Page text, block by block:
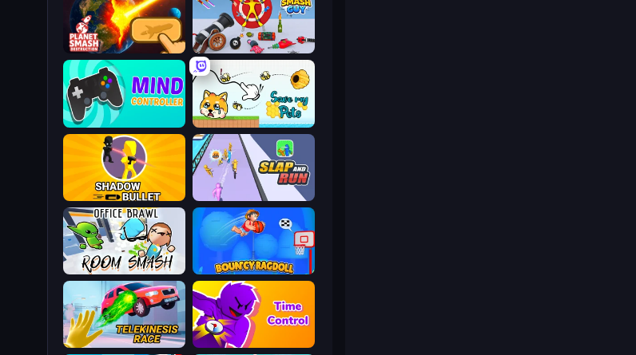
Smash Guy: Ragdoll Punch Hero
Planet Smash Destruction
Save My Pets
Mind Controller
Slap and Run
Shadow Bullet
Bouncy Ragdoll
Office Brawl - Room Smash
Time Control!
Telekinesis Race 3D